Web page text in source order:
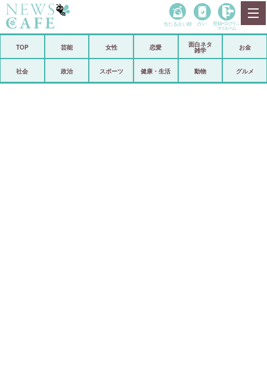
政治
当たる占い師 占い 登録• ログイン
マイルーム
TOP 芸能 女性 恋愛
面白ネタ
雑学
お金
社会 政治 スポーツ 健康・生活 動物 グルメ